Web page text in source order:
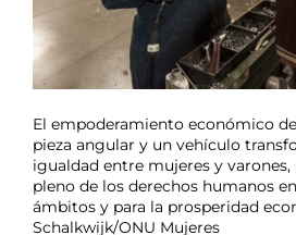
El empoderamiento económico
pieza angular y un vehículo
igualdad entre mujeres y varones,
pleno de los derechos humanos
ámbitos y para la prosperidad
Schalkwijk/ONU Mujeres